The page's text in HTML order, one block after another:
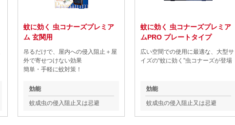
蚊に効く 虫コナーズプレミア
ム 玄関用
吊るだけで、屋内への侵入阻止＋屋
外で寄せつけない効果
簡単・手軽に蚊対策！
効能
蚊成虫の侵入阻止又は忌避
蚊に効く 虫コナーズプレミア
ムPRO プレートタイプ
広い空間での使用に最適な、大型サ
イズの“蚊に効く”虫コナーズが登場
効能
蚊成虫の侵入阻止又は忌避